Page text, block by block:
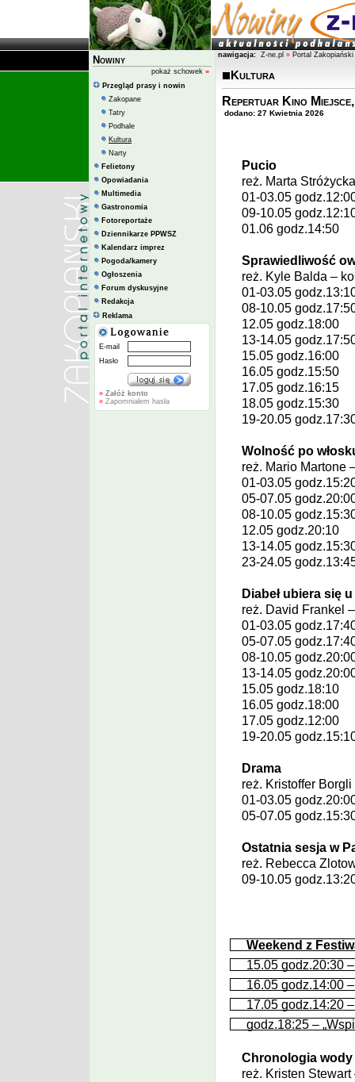
Nowiny
pokaż schowek »
Przegląd prasy i nowin
Zakopane
Tatry
Podhale
Kultura
Narty
Felietony
Opowiadania
Multimedia
Gastronomia
Fotoreportaże
Dziennikarze PPWSZ
Kalendarz imprez
Pogoda/kamery
Ogłoszenia
Forum dyskusyjne
Redakcja
Reklama
E-mail
Hasło
» Załóż konto
» Zapomniałem hasła
nawigacja: Z-ne.pl » Portal Zakopiański
Kultura
Repertuar Kino
dodano: 27 Kwietnia 2026
Pucio
reż. Marta
01-03.05
09-10.05
01.06 godz.14:50
Sprawiedliwość
reż. Kyle Balda –
01-03.05
08-10.05
12.05 godz.18:00
13-14.05
15.05 godz.16:00
16.05 godz.15:50
17.05 godz.16:15
18.05 godz.15:30
19-20.05
Wolność po
reż. Mario Martone
01-03.05
05-07.05
08-10.05
12.05 godz.20:10
13-14.05
23-24.05
Diabeł ubiera się
reż. David Frankel
01-03.05
05-07.05
08-10.05
13-14.05
15.05 godz.18:10
16.05 godz.18:00
17.05 godz.12:00
19-20.05
Drama
reż. Kristoffer Borgli
01-03.05
05-07.05
Ostatnia sesja w
reż. Rebecca
09-10.05
Weekend z
15.05 godz.20:30
16.05 godz.14:00
17.05 godz.14:20
godz.18:25 –
Chronologia wody
reż. Kristen Stewart